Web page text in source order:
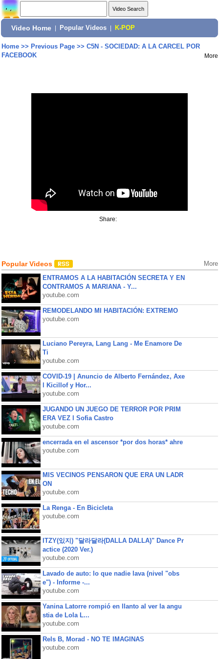
Video Home Popular Videos K-POP
Home>> Previous Page>> C5N - SOCIEDAD: A LA CARCEL POR
FACEBOOK
More
Share:
Popular Videos More
ENTRAMOS A LA HABITACIÓN SECRETA Y EN
CONTRAMOS A MARIANA - Y...
youtube.com
REMODELANDO MI HABITACIÓN: EXTREMO
youtube.com
Luciano Pereyra, Lang Lang - Me Enamore De
Ti
youtube.com
COVID-19 | Anuncio de Alberto Fernández, Axe
l Kicillof y Hor...
youtube.com
JUGANDO UN JUEGO DE TERROR POR PRIM
ERA VEZ l Sofia Castro
youtube.com
encerrada en el ascensor *por dos horas* ahre
youtube.com
MIS VECINOS PENSARON QUE ERA UN LADR
ON
youtube.com
La Renga - En Bicicleta
youtube.com
ITZY(있지) "달라달라(DALLA DALLA)" Dance Pr
actice (2020 Ver.)
youtube.com
Lavado de auto: lo que nadie lava (nivel "obs
e") - Informe -...
youtube.com
Yanina Latorre rompió en llanto al ver la angu
stia de Lola L...
youtube.com
Rels B, Morad - NO TE IMAGINAS
youtube.com